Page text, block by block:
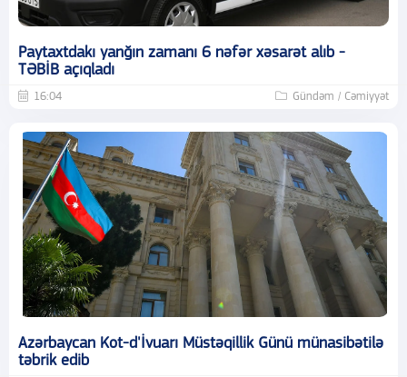
Paytaxtdakı yanğın zamanı 6 nəfər xəsarət alıb -
TƏBİB açıqladı
16:04 Gündəm / Cəmiyyət
Azərbaycan Kot-d'İvuarı Müstəqillik Günü münasibətilə
təbrik edib